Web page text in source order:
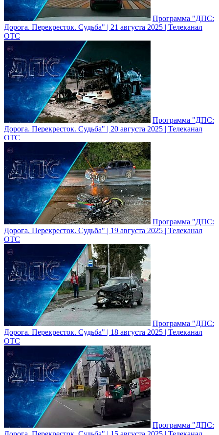
Программа "ДПС:
Дорога. Перекресток. Судьба" | 21 августа 2025 | Телеканал
ОТС
Программа "ДПС:
Дорога. Перекресток. Судьба" | 20 августа 2025 | Телеканал
ОТС
Программа "ДПС:
Дорога. Перекресток. Судьба" | 19 августа 2025 | Телеканал
ОТС
Программа "ДПС:
Дорога. Перекресток. Судьба" | 18 августа 2025 | Телеканал
ОТС
Программа "ДПС: